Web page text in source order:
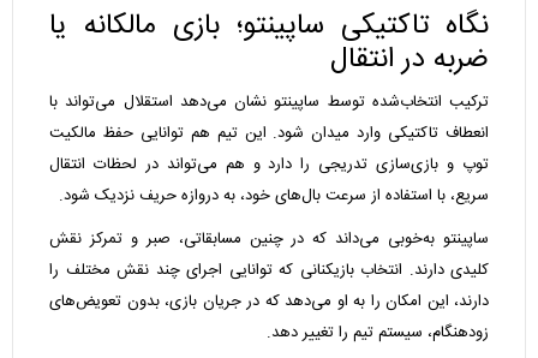
نگاه تاکتیکی ساپینتو؛ بازی مالکانه یا
ضربه در انتقال
ترکیب انتخاب‌شده توسط ساپینتو نشان می‌دهد استقلال می‌تواند با
انعطاف تاکتیکی وارد میدان شود. این تیم هم توانایی حفظ مالکیت
توپ و بازی‌سازی تدریجی را دارد و هم می‌تواند در لحظات انتقال
سریع، با استفاده از سرعت بال‌های خود، به دروازه حریف نزدیک شود.
ساپینتو به‌خوبی می‌داند که در چنین مسابقاتی، صبر و تمرکز نقش
کلیدی دارند. انتخاب بازیکنانی که توانایی اجرای چند نقش مختلف را
دارند، این امکان را به او می‌دهد که در جریان بازی، بدون تعویض‌های
زودهنگام، سیستم تیم را تغییر دهد.